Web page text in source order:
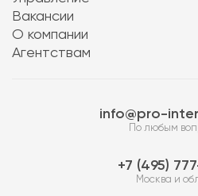
Вакансии
О компании
Агентствам
info@pro-
По любым
7 (495)
Москва и